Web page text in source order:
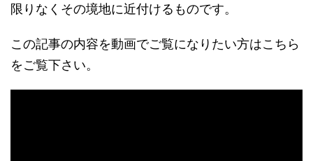
限りなくその境地に近付けるものです。
この記事の内容を動画でご覧になりたい方はこちら
をご覧下さい。